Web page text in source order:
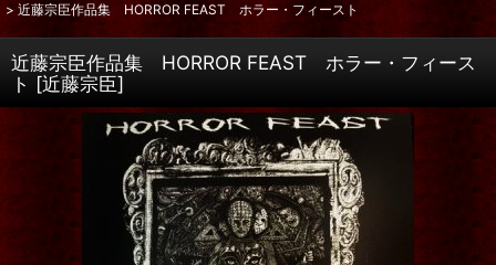
> 近藤宗臣作品集 HORROR FEAST ホラー・フィースト
近藤宗臣作品集 HORROR FEAST ホラー・フィース
ト [近藤宗臣]